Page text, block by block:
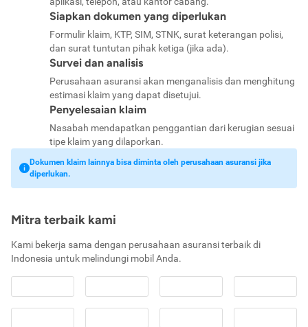
Siapkan dokumen yang diperlukan
Formulir klaim, KTP, SIM, STNK, surat keterangan polisi,
dan surat tuntutan pihak ketiga (jika ada).
Survei dan analisis
Perusahaan asuransi akan menganalisis dan menghitung
estimasi klaim yang dapat disetujui.
Penyelesaian klaim
Nasabah mendapatkan penggantian dari kerugian sesuai
tipe klaim yang dilaporkan.
Dokumen klaim lainnya bisa diminta oleh perusahaan asuransi jika
diperlukan.
Mitra terbaik kami
Kami bekerja sama dengan perusahaan asuransi terbaik di
Indonesia untuk melindungi mobil Anda.